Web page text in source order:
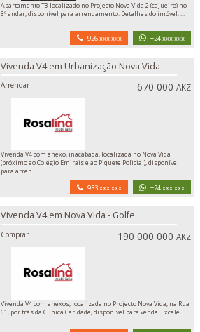
Apartamento T3 localizado no Projecto Nova Vida 2 (cajueiro) no
3º andar, disponível para arrendamento. Detalhes do imóvel: ...
926 xxx xxx +24 xxx xxx
Vivenda V4 em Urbanização Nova Vida
Arrendar 670 000AKZ
Vivenda V4 com anexo, inacabada, localizada no Nova Vida
(próximo ao Colégio Emirais e ao Piquete Policial), disponível
para arren...
933 xxx xxx +24 xxx xxx
Vivenda V4 em Nova Vida - Golfe
Comprar 190 000 000AKZ
Vivenda V4 com anexos, localizada no Projecto Nova Vida, na Rua
61, por trás da Clínica Caridade, disponível para venda. Excele...